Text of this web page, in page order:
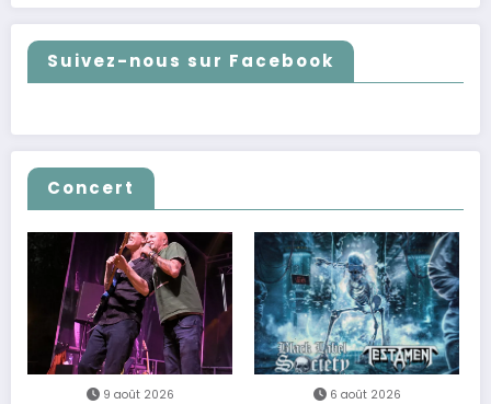
Suivez-nous sur Facebook
Concert
9 août 2026 6 août 2026